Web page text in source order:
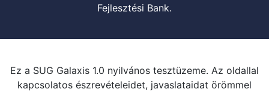
Fejlesztési Bank.
Ez a SUG Galaxis 1.0 nyilvános tesztüzeme. Az oldallal
kapcsolatos észrevételeidet, javaslataidat örömmel